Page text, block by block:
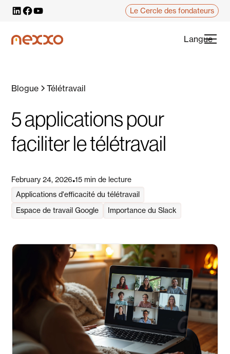
Le Cercle des fondateurs
Langue
Blogue Télétravail
5 applications pour
faciliter le télétravail
February 24, 2026•15 min de lecture
Applications d'efficacité du télétravail
Espace de travail Google
Importance du Slack